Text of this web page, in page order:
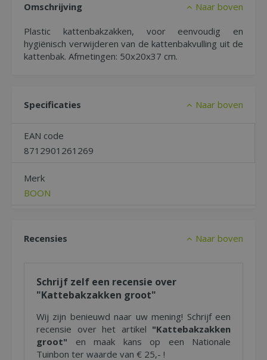
Omschrijving Naar boven
Plastic kattenbakzakken, voor eenvoudig en
hygiënisch verwijderen van de kattenbakvulling uit de
kattenbak. Afmetingen: 50x20x37 cm.
Specificaties Naar boven
EAN code
8712901261269
Merk
BOON
Recensies Naar boven
Schrijf zelf een recensie over
"Kattebakzakken groot"
Wij zijn benieuwd naar uw mening! Schrijf een
recensie over het artikel "Kattebakzakken
groot" en maak kans op een Nationale
Tuinbon ter waarde van € 25,- !